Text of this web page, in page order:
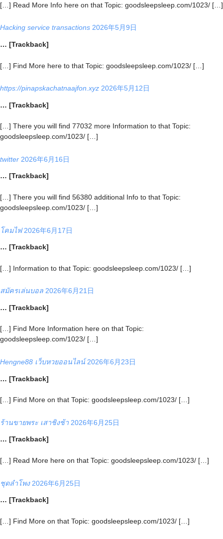
[…] Read More Info here on that Topic: goodsleepsleep.com/1023/ […]
Hacking service transactions 2026年5月9日
… [Trackback]
[…] Find More here to that Topic: goodsleepsleep.com/1023/ […]
https://pinapskachatnaajfon.xyz 2026年5月12日
… [Trackback]
[…] There you will find 77032 more Information to that Topic:
goodsleepsleep.com/1023/ […]
twitter 2026年6月16日
… [Trackback]
[…] There you will find 56380 additional Info to that Topic:
goodsleepsleep.com/1023/ […]
โคมไฟ 2026年6月17日
… [Trackback]
[…] Information to that Topic: goodsleepsleep.com/1023/ […]
สมัครเล่นบอล 2026年6月21日
… [Trackback]
[…] Find More Information here on that Topic:
goodsleepsleep.com/1023/ […]
Hengne88 เว็บหวยออนไลน์ 2026年6月23日
… [Trackback]
[…] Find More on that Topic: goodsleepsleep.com/1023/ […]
ร้านขายพระ เสาชิงช้า 2026年6月25日
… [Trackback]
[…] Read More here on that Topic: goodsleepsleep.com/1023/ […]
ชุดลำโพง 2026年6月25日
… [Trackback]
[…] Find More on that Topic: goodsleepsleep.com/1023/ […]